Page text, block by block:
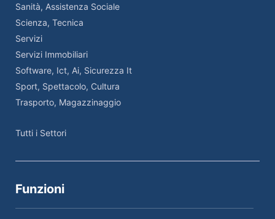
Sanità, Assistenza Sociale
Scienza, Tecnica
Servizi
Servizi Immobiliari
Software, Ict, Ai, Sicurezza It
Sport, Spettacolo, Cultura
Trasporto, Magazzinaggio
Tutti i Settori
Funzioni